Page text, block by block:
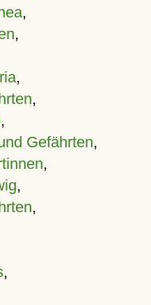
,
,
,
,
,
Gefährten,
,
,
,
,